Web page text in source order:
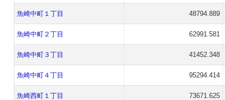
魚崎中町１丁目 48794.889
魚崎中町２丁目 62991.581
魚崎中町３丁目 41452.348
魚崎中町４丁目 95294.414
魚崎西町１丁目 73671.625